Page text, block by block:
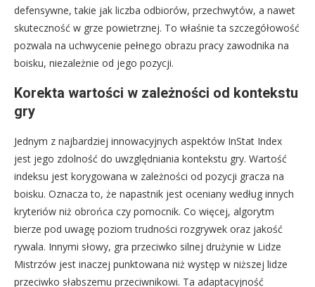
defensywne, takie jak liczba odbiorów, przechwytów, a nawet
skuteczność w grze powietrznej. To właśnie ta szczegółowość
pozwala na uchwycenie pełnego obrazu pracy zawodnika na
boisku, niezależnie od jego pozycji.
Korekta wartości w zależności od kontekstu
gry
Jednym z najbardziej innowacyjnych aspektów InStat Index
jest jego zdolność do uwzględniania kontekstu gry. Wartość
indeksu jest korygowana w zależności od pozycji gracza na
boisku. Oznacza to, że napastnik jest oceniany według innych
kryteriów niż obrońca czy pomocnik. Co więcej, algorytm
bierze pod uwagę poziom trudności rozgrywek oraz jakość
rywala. Innymi słowy, gra przeciwko silnej drużynie w Lidze
Mistrzów jest inaczej punktowana niż występ w niższej lidze
przeciwko słabszemu przeciwnikowi. Ta adaptacyjność